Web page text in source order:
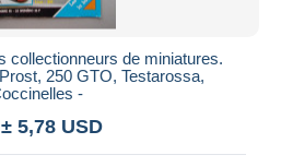
collectionneurs de miniatures.
250 GTO, Testarossa,
-
± 5,78 USD